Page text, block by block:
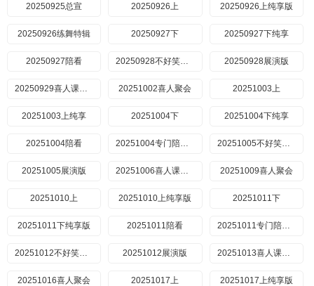
20250925总宣 20250926上 20250926上纯享版
20250926练舞特辑 20250927下 20250927下纯享
20250927陪看 20250928展演版
20251002喜人聚会 20251003上
20251003上纯享 20251004下 20251004下纯享
20251004陪看 20251005不好笑惩罚室
20251005展演版 20251009喜人聚会
20251010上 20251010上纯享版 20251011下
20251011下纯享版 20251011陪看 20251011专门陪你看
20251012展演版 20251013喜人课间游戏时间
20251016喜人聚会 20251017上 20251017上纯享版